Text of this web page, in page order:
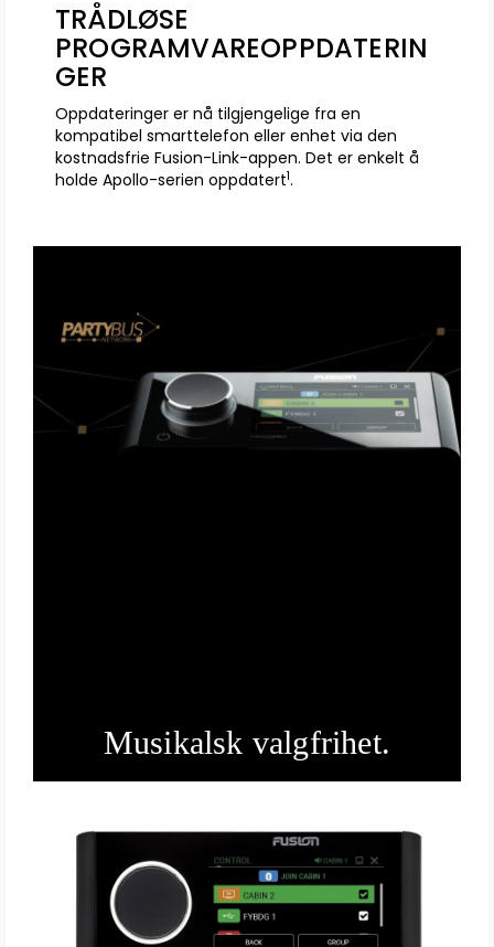
TRÅDLØSE
PROGRAMVAREOPPDATERIN
GER
Oppdateringer er nå tilgjengelige fra en
kompatibel smarttelefon eller enhet via den
kostnadsfrie Fusion-Link-appen. Det er enkelt å
holde Apollo-serien oppdatert1.
Musikalsk valgfrihet.